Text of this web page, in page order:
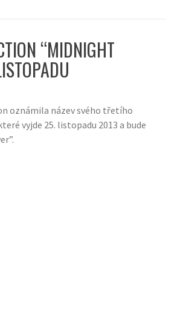
“MIDNIGHT
oznámila název svého třetího
vyjde 25. listopadu 2013 a bude